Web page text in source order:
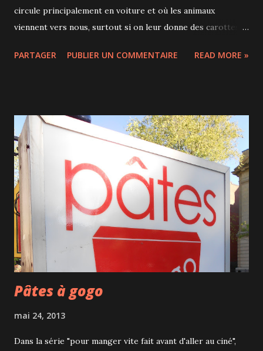
circule principalement en voiture et où les animaux
viennent vers nous, surtout si on leur donne des carottes.
trouve : entre 17 et 21$ par adulte en fonction de la saison
cache-cache avec des lapins ou encore admirer chèvres,
cochons, chevaux... Mais l'intéret du parc est surtout de se
faire approcher par des animaux "locaux" : wapitis, ours,
bisons, cerfs, loups, sangliers et bouquetins. Le moins
qu'on puisse dire c'est qu'ils en ont après nos carottes et
qu'ils n'hésitent pas à bien rentrer la tête dans la voiture.
Ça peut parfois devenir un peu inquiétant, surtou...
PARTAGER PUBLIER UN COMMENTAIRE READ MORE »
Pâtes à gogo
mai 24, 2013
Dans la série "pour manger vite fait avant d'aller au ciné",